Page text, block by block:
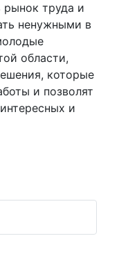
рынок труда и
ненужными в
области,
которые
и позволят
и